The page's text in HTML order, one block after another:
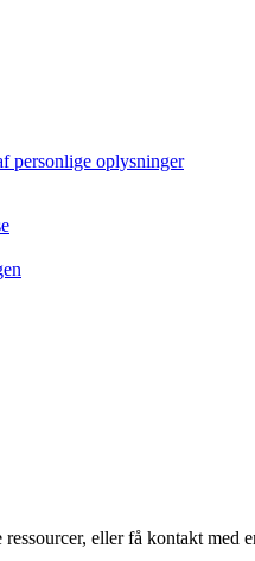
Ryd alle Udført
personlige oplysninger
eller få kontakt med